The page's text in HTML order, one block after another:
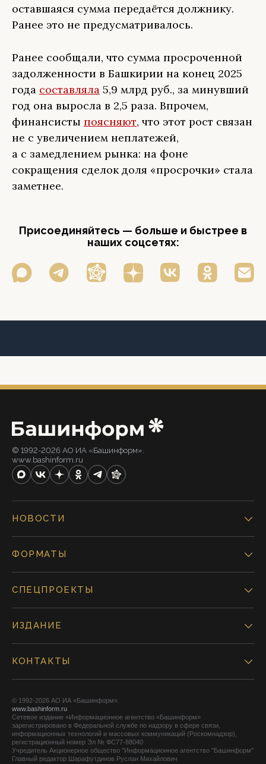
оставшаяся сумма передаётся должнику.
Ранее это не предусматривалось.
Ранее сообщали, что сумма просроченной
задолженности в Башкирии на конец 2025
года составляла 5,9 млрд руб., за минувший
год она выросла в 2,5 раза. Впрочем,
финансисты поясняют, что этот рост связан
не с увеличением неплатежей,
а с замедлением рынка: на фоне
сокращения сделок доля «просрочки» стала
заметнее.
Присоединяйтесь — больше и быстрее в
наших соцсетях:
© 1992-2026 АО ИА «Башинформ».
www.bashinform.ru
НОВОСТИ
ФОРМАТЫ
СПЕЦПРОЕКТЫ
ИЗДАНИЕ
КОНТАКТЫ
© 1992-2026 АО ИА «Башинформ».
www.bashinform.ru
Сетевое издание «Информационное агентство «Башинформ»
зарегистрировано в Федеральной службе по надзору в сфере связи,
информационных технологий и массовых коммуникаций (Роскомнадзор),
регистрационный номер Эл № ФС77-88040
Учредитель Акционерное общество "Информационное агентство "Башинформ"
Главный редактор Шарафутдинов Руслан Михайлович